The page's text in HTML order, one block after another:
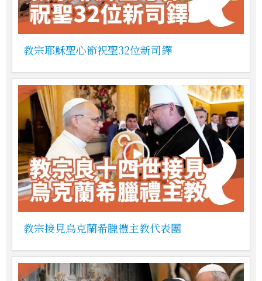
教宗耶穌聖心節祝聖32位新司鐸
教宗接見烏克蘭希臘禮主教代表團